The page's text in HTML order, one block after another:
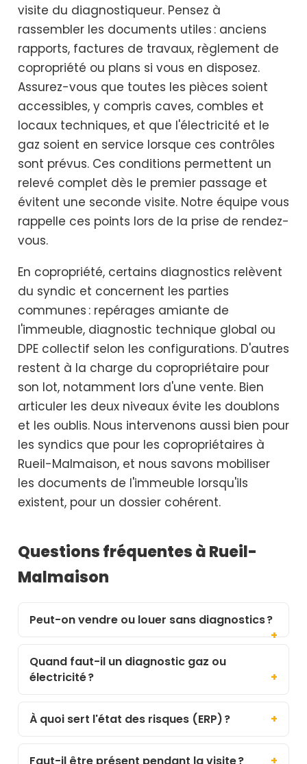
visite du diagnostiqueur. Pensez à
rassembler les documents utiles : anciens
rapports, factures de travaux, règlement de
copropriété ou plans si vous en disposez.
Assurez-vous que toutes les pièces soient
accessibles, y compris caves, combles et
locaux techniques, et que l'électricité et le
gaz soient en service lorsque ces contrôles
sont prévus. Ces conditions permettent un
relevé complet dès le premier passage et
évitent une seconde visite. Notre équipe vous
rappelle ces points lors de la prise de rendez-
vous.
En copropriété, certains diagnostics relèvent
du syndic et concernent les parties
communes : repérages amiante de
l'immeuble, diagnostic technique global ou
DPE collectif selon les configurations. D'autres
restent à la charge du copropriétaire pour
son lot, notamment lors d'une vente. Bien
articuler les deux niveaux évite les doublons
et les oublis. Nous intervenons aussi bien pour
les syndics que pour les copropriétaires à
Rueil-Malmaison, et nous savons mobiliser
les documents de l'immeuble lorsqu'ils
existent, pour un dossier cohérent.
Questions fréquentes à Rueil-
Malmaison
Peut-on vendre ou louer sans diagnostics ?
Quand faut-il un diagnostic gaz ou
électricité ?
À quoi sert l'état des risques (ERP) ?
Faut-il être présent pendant la visite ?